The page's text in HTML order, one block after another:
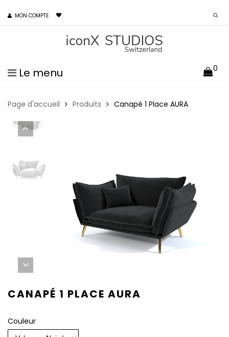
MON COMPTE
Le menu 0
Page d'accueil Produits Canapé 1 Place AURA
CANAPÉ 1 PLACE AURA
Couleur